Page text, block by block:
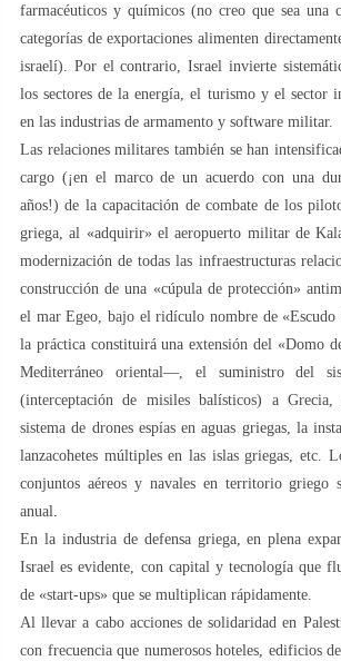
farmacéuticos y químicos (no creo que sea una
categorías de exportaciones alimenten
israelí). Por el contrario, Israel invierte
los sectores de la energía, el turismo y el sector
en las industrias de armamento y software militar.
Las relaciones militares también se han
cargo (¡en el marco de un acuerdo con una
años!) de la capacitación de combate de los
griega, al «adquirir» el aeropuerto militar de
modernización de todas las infraestructuras
construcción de una «cúpula de protección»
el mar Egeo, bajo el ridículo nombre de
la práctica constituirá una extensión del «Domo
Mediterráneo oriental—, el suministro del
(interceptación de misiles balísticos) a
sistema de drones espías en aguas griegas, la
lanzacohetes múltiples en las islas griegas, etc.
conjuntos aéreos y navales en territorio griego
anual.
En la industria de defensa griega, en plena
Israel es evidente, con capital y tecnología que
de «start-ups» que se multiplican rápidamente.
Al llevar a cabo acciones de solidaridad en
con frecuencia que numerosos hoteles, edificios